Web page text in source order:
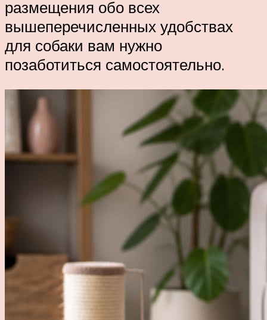
размещения обо всех
вышеперечисленных удобствах
для собаки вам нужно
позаботиться самостоятельно.